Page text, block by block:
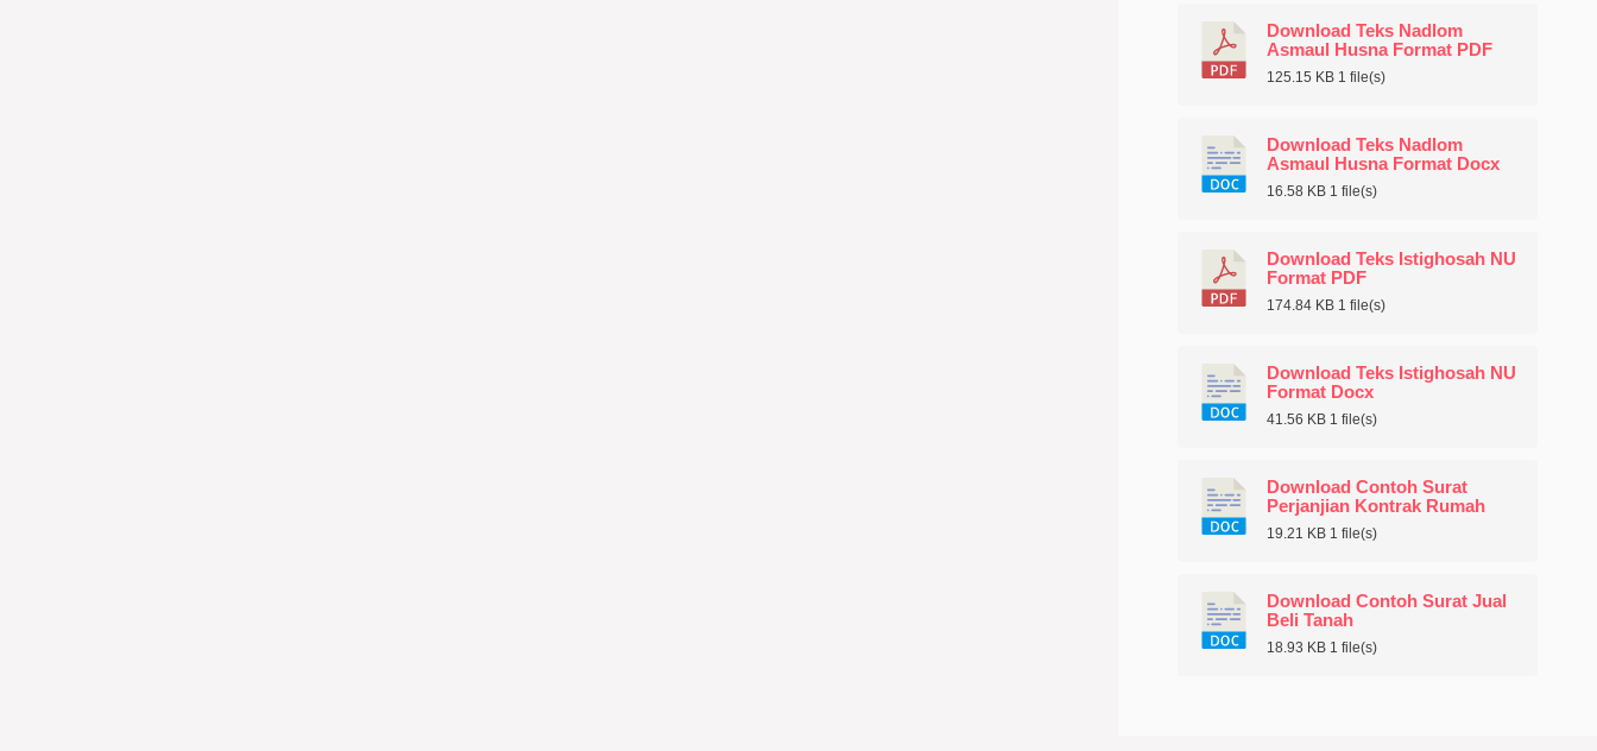
Download Teks Nadlom
Asmaul Husna Format PDF
125.15 KB 1 file(s)
Download Teks Nadlom
Asmaul Husna Format Docx
16.58 KB 1 file(s)
Download Teks Istighosah NU
Format PDF
174.84 KB 1 file(s)
Download Teks Istighosah NU
Format Docx
41.56 KB 1 file(s)
Download Contoh Surat
Perjanjian Kontrak Rumah
19.21 KB 1 file(s)
Download Contoh Surat Jual
Beli Tanah
18.93 KB 1 file(s)